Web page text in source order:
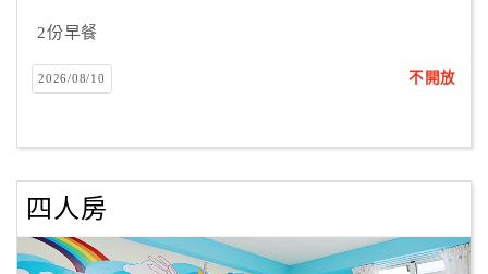
員
戶
客
服
聯
單
2份早餐
2026/08/10 不開放
四人房